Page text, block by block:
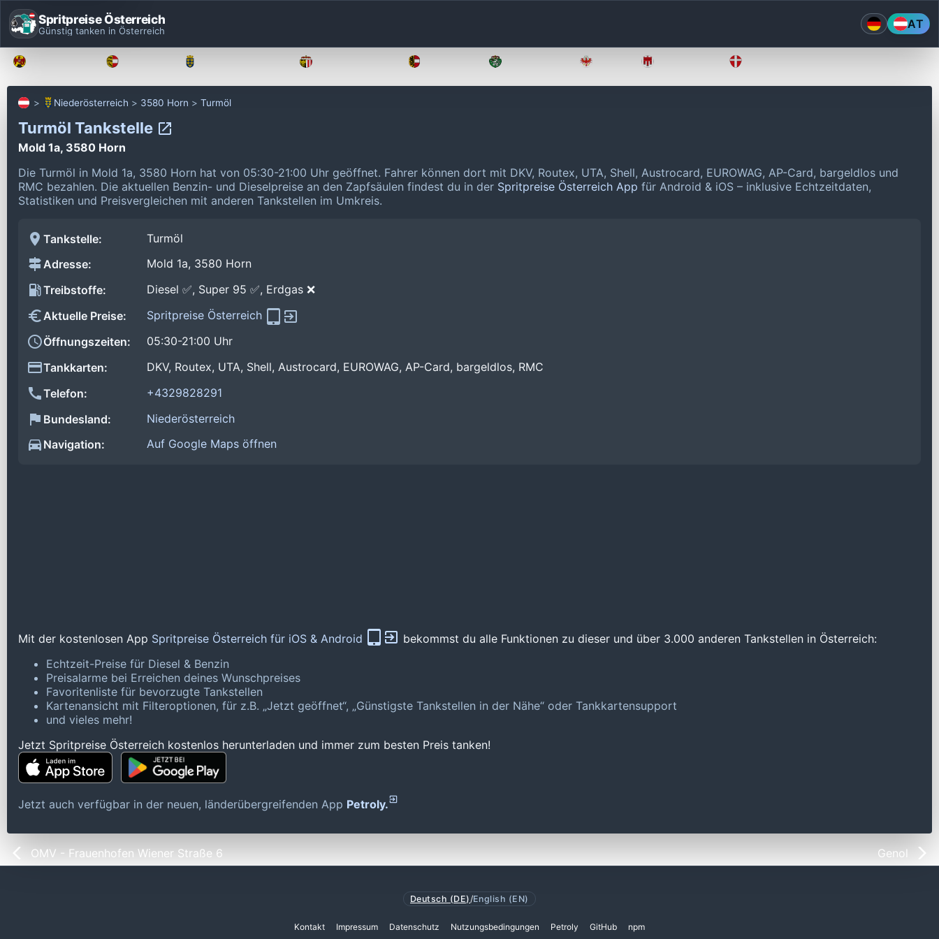
Spritpreise Österreich
Günstig tanken in Österreich AT
Niederösterreich 3580 Horn Turmöl
Turmöl Tankstelle
Mold 1a, 3580 Horn
Die Turmöl in Mold 1a, 3580 Horn hat von 05:30-21:00 Uhr geöffnet. Fahrer können dort mit DKV, Routex, UTA, Shell, Austrocard, EUROWAG, AP-Card, bargeldlos und
RMC bezahlen. Die aktuellen Benzin- und Dieselpreise an den Zapfsäulen findest du in der Spritpreise Österreich App für Android & iOS – inklusive Echtzeitdaten,
Statistiken und Preisvergleichen mit anderen Tankstellen im Umkreis.
Tankstelle:
Turmöl
Adresse:
Mold 1a, 3580 Horn
Treibstoffe:
Diesel ✅, Super 95 ✅, Erdgas ❌
Aktuelle Preise:
Spritpreise Österreich
Öffnungszeiten:
05:30-21:00 Uhr
Tankkarten:
DKV, Routex, UTA, Shell, Austrocard, EUROWAG, AP-Card, bargeldlos, RMC
Telefon:
+4329828291
Bundesland:
Niederösterreich
Navigation:
Auf Google Maps öffnen
Mit der kostenlosen App Spritpreise Österreich für iOS & Android
bekommst du alle Funktionen zu dieser und über 3.000 anderen Tankstellen in Österreich:
Echtzeit-Preise für Diesel & Benzin
Preisalarme bei Erreichen deines Wunschpreises
Favoritenliste für bevorzugte Tankstellen
Kartenansicht mit Filteroptionen, für z.B. „Jetzt geöffnet“, „Günstigste Tankstellen in der Nähe“ oder Tankkartensupport
und vieles mehr!
Jetzt Spritpreise Österreich kostenlos herunterladen und immer zum besten Preis tanken!
Jetzt auch verfügbar in der neuen, länderübergreifenden App Petroly.
OMV - Frauenhofen Wiener Straße 6 Genol
Deutsch (DE) /English (EN)
Kontakt Impressum Datenschutz Nutzungsbedingungen Petroly GitHub npm